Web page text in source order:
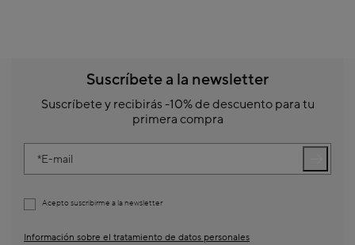
Suscríbete a la newsletter
Suscríbete y recibirás -10% de descuento para tu
primera compra
E-mail
Acepto suscribirme a la newsletter
Información sobre el tratamiento de datos personales